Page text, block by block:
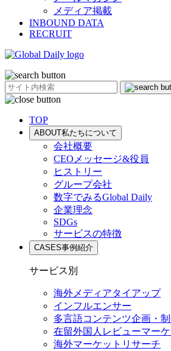
メディア掲載
INBOUND DATA
RECRUIT
TOP
ABOUT私たちについて
会社概要
CEOメッセージ&役員
ヒストリー
グループ会社
数字でみるGlobal Daily
企業理念
SDGs
サービスの特徴
CASES事例紹介
サービス別
海外メディアタイアップ
インフルエンサー
多言語コンテンツ企画・
在留外国⼈レビューマー
海外マーケットリサーチ